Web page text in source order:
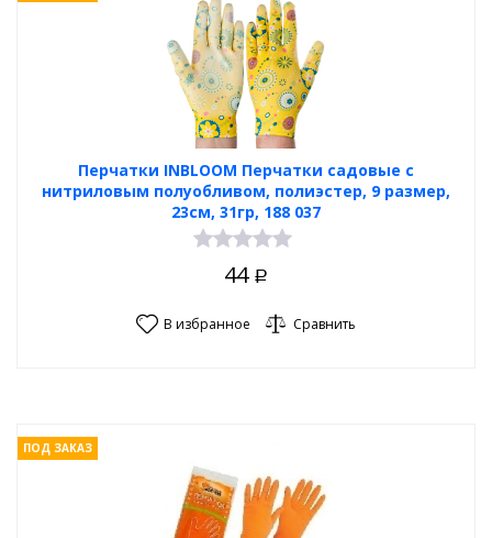
Перчатки INBLOOM Перчатки садовые с
нитриловым полуобливом, полиэстер, 9 размер,
23см, 31гр, 188 037
44 Р
В избранное Сравнить
ПОД ЗАКАЗ